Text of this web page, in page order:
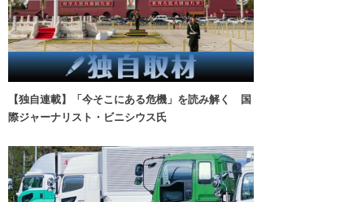
【独自連載】「今そこにある危機」を読み解く 国
際ジャーナリスト・ビニシウス氏